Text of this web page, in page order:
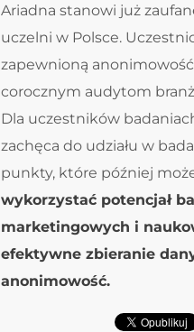
Ariadna stanowi już
uczelni w Polsce.
zapewnioną
corocznym audytom
Dla uczestników
zachęca do udziału w
punkty, które później
wykorzystać potencjał
marketingowych i
efektywne zbieranie
anonimowość.